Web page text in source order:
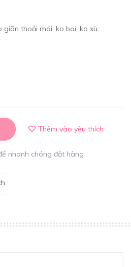
thoải mái, ko bai, ko xù
Thêm vào yêu thích
nhanh chóng đặt hàng